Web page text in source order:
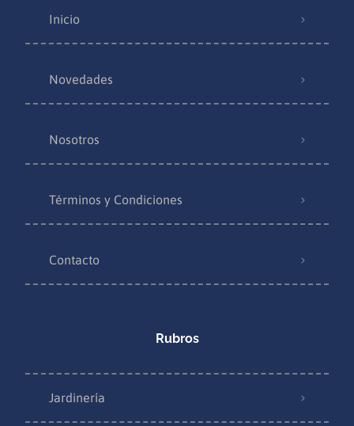
Inicio
Novedades
Nosotros
Términos y Condiciones
Contacto
Rubros
Jardinería